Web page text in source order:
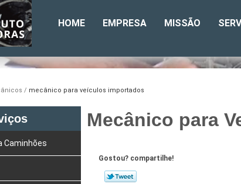
HOME EMPRESA MISSÃO
mecânico para veículos importados
Caminhões
Mecânico para
Gostou? compartilhe!